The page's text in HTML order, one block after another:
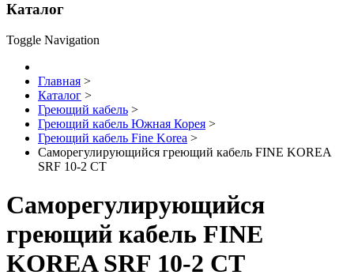
Каталог
Toggle Navigation
Главная >
Каталог >
Греющий кабель >
Греющий кабель Южная Корея >
Греющий кабель Fine Korea >
Саморегулирующийся греющий кабель FINE KOREA
SRF 10-2 CT
Саморегулирующийся
греющий кабель FINE
KOREA SRF 10-2 CT